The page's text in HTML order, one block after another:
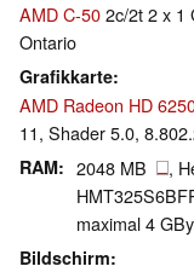
AMD C-502c/2t 2 x 1
Ontario
Grafikkarte
AMD Radeon HD
11, Shader 5.0,
RAM 2048 MB
,
maximal 4
Bildschirm